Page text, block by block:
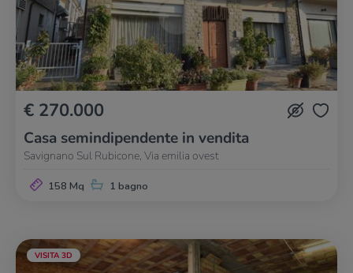
€ 270.000
Casa semindipendente in vendita
Savignano Sul Rubicone, Via emilia ovest
158 Mq 1 bagno
VISITA 3D